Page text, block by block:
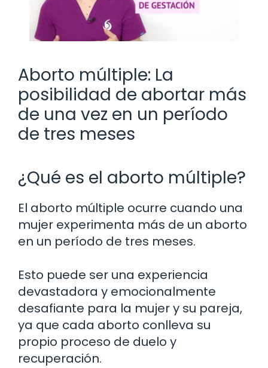
Aborto múltiple: La
posibilidad de abortar más
de una vez en un período
de tres meses
¿Qué es el aborto múltiple?
El aborto múltiple ocurre cuando una
mujer experimenta más de un aborto
en un período de tres meses.
Esto puede ser una experiencia
devastadora y emocionalmente
desafiante para la mujer y su pareja,
ya que cada aborto conlleva su
propio proceso de duelo y
recuperación.